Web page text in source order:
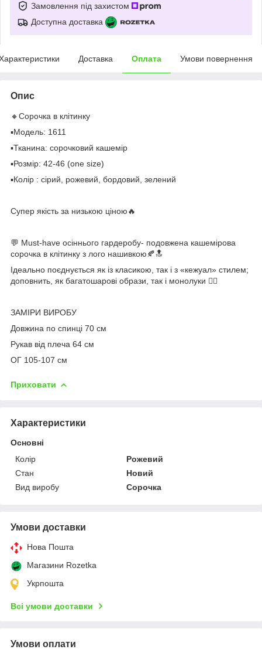
Замовлення під захистом
Доступна доставка
Доставка Оплата Умови повернення
Опис
🔸Сорочка в клітинку
▪️Модель: 1611
▪Тканина: сорочковий кашемір
▪️Розмір: 42-46 (one size)
▪️Колір : сірий, рожевий, бордовий, зелений
Супер якість за низькою ціною🔥
💬 Must-have осіннього гардеробу- подовжена кашемірова
сорочка в клітинку з лого нашивкою🍂🔝
Ідеально поєднується як із класикою, так і з «кежуал» стилем;
доповнить, як багатошарові образи, так і монолуки 👌🏼
ЗАМІРИ ВИРОБУ
Довжина по спинці 70 см
Рукав від плеча 64 см
ОГ 105-107 см
Приховати
Характеристики
Основні
Колір
Рожевий
Стан
Новий
Вид виробу
Сорочка
Умови доставки
Нова Пошта
Магазини Rozetka
Укрпошта
Всі умови доставки
Умови оплати